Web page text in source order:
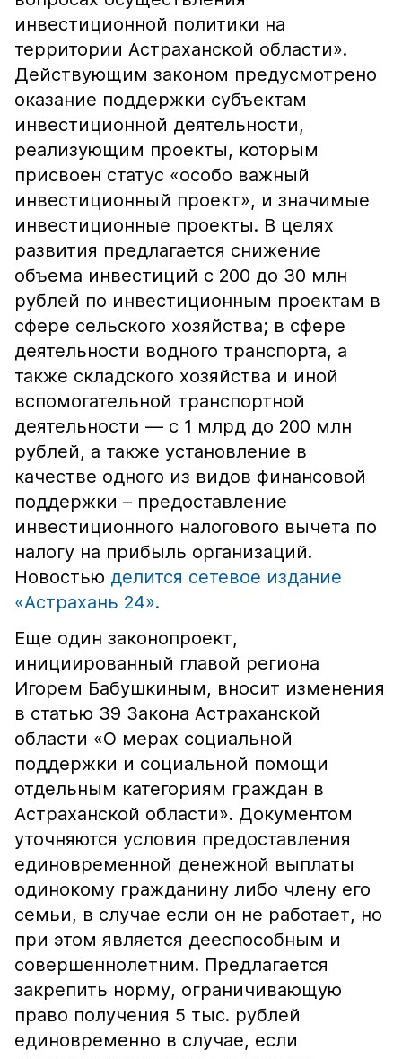
инвестиционной политики на
территории Астраханской области».
Действующим законом предусмотрено
оказание поддержки субъектам
инвестиционной деятельности,
реализующим проекты, которым
присвоен статус «особо важный
инвестиционный проект», и значимые
инвестиционные проекты. В целях
развития предлагается снижение
объема инвестиций с 200 до 30 млн
рублей по инвестиционным проектам в
сфере сельского хозяйства; в сфере
деятельности водного транспорта, а
также складского хозяйства и иной
вспомогательной транспортной
деятельности — с 1 млрд до 200 млн
рублей, а также установление в
качестве одного из видов финансовой
поддержки – предоставление
инвестиционного налогового вычета по
налогу на прибыль организаций.
Новостью делится сетевое издание
«Астрахань 24».
Еще один законопроект,
инициированный главой региона
Игорем Бабушкиным, вносит изменения
в статью 39 Закона Астраханской
области «О мерах социальной
поддержки и социальной помощи
отдельным категориям граждан в
Астраханской области». Документом
уточняются условия предоставления
единовременной денежной выплаты
одинокому гражданину либо члену его
семьи, в случае если он не работает, но
при этом является дееспособным и
совершеннолетним. Предлагается
закрепить норму, ограничивающую
право получения 5 тыс. рублей
единовременно в случае, если